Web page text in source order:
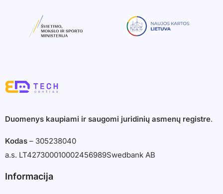
Duomenys kaupiami ir saugomi juridinių asmenų registre.
Kodas – 305238040
a.s. LT427300010002456989Swedbank AB
Informacija